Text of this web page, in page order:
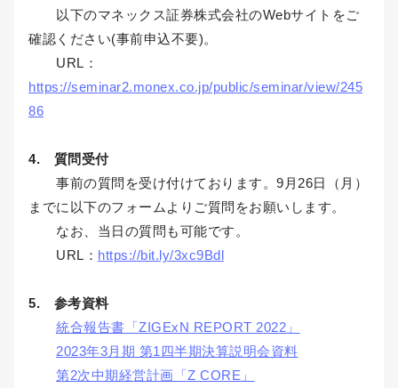
以下のマネックス証券株式会社のWebサイトをご
確認ください(事前申込不要)。
URL：
https://seminar2.monex.co.jp/public/seminar/view/245
86
4. 質問受付
事前の質問を受け付けております。9月26日（月）
までに以下のフォームよりご質問をお願いします。
なお、当日の質問も可能です。
URL： https://bit.ly/3xc9Bdl
5. 参考資料
統合報告書「ZIGExN REPORT 2022」
2023年3月期 第1四半期決算説明会資料
第2次中期経営計画「Z CORE」